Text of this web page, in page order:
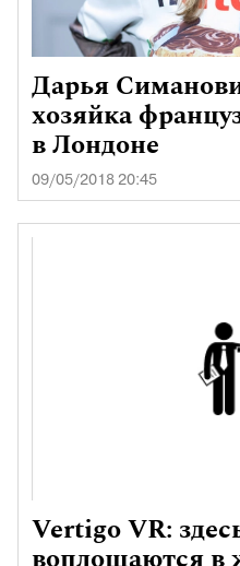
Дарья
хозяйка
в Лондоне
09/05/2018 20:45
Vertigo VR: